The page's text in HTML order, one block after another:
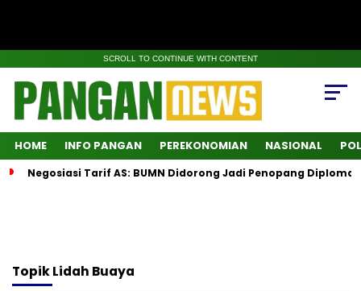
SCROLL TO CONTINUE WITH CONTENT
HOME INFO PANGAN PEREKONOMIAN NASIONAL
Negosiasi Tarif AS: BUMN Didorong Jadi Penopang
TopikLidah Buaya